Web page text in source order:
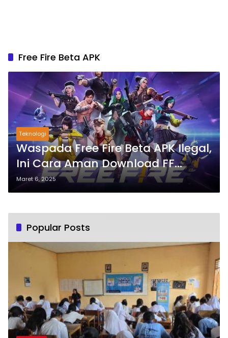
Free Fire Beta APK
Teknologi
Waspada Free Fire Beta APK Ilegal,
Ini Cara Aman Download FF
Advance Server 2025
Maret 6, 2025
Popular Posts